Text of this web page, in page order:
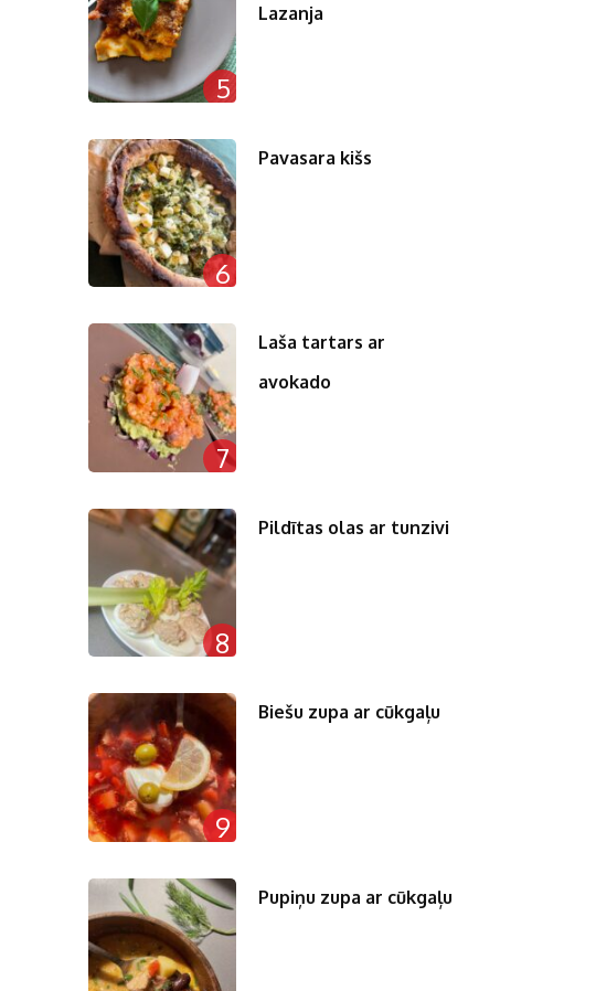
5
Lazanja
6
Pavasara kišs
7
Laša tartars ar
avokado
8
Pildītas olas ar tunzivi
9
Biešu zupa ar cūkgaļu
Pupiņu zupa ar cūkgaļu